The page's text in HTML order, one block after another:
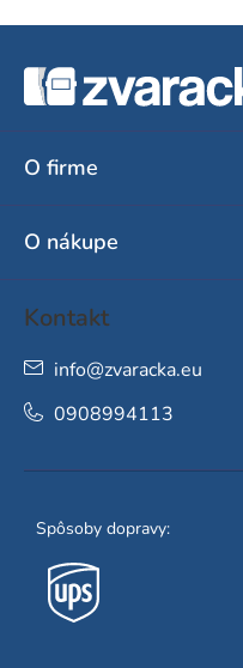
O firme
O nákupe
Kontakt
info@zvaracka.eu
0908994113
Spôsoby dopravy: